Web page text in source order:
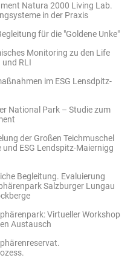
Natura 2000 Living Lab.
in der Praxis
für die "Goldene Unke"
Monitoring zu den Life
und RLI
im ESG Lensdpitz-
National Park – Studie zum
der Großen Teichmuschel
und ESG Lendspitz-Maiernigg
Begleitung. Evaluierung
Salzburger Lungau
Virtueller Workshop
Austausch